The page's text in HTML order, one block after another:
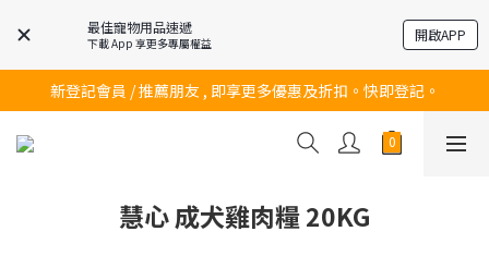
最佳寵物用品速遞
下載 App 享更多專屬權益 開啟APP
訂購滿$200 即可免費送貨!
訂購滿$200 即可免費送貨!
新登記會員 / 推薦朋友 , 即享更多優惠及折扣。快即登記。
訂購滿$200 即可免費送貨!
慧心 成犬雞肉糧 20KG